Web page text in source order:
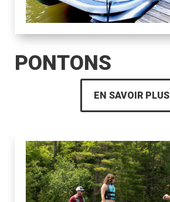
PONTONS
EN SAVOIR PLUS